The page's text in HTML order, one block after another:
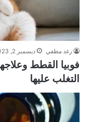
رغد مطفي ديسمبر 2, 2023
فوبيا القطط
التغلب عليها